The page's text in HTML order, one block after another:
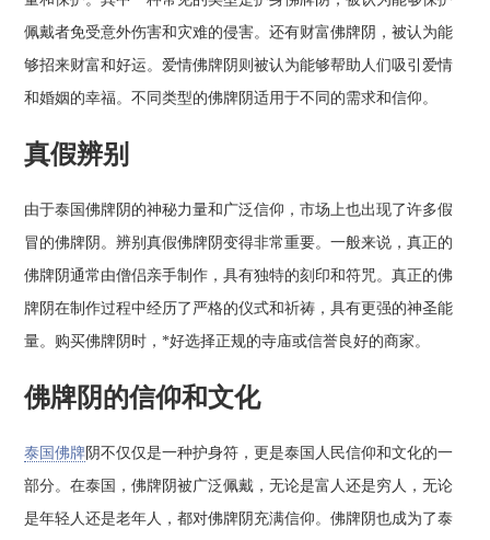
佩戴者免受意外伤害和灾难的侵害。还有财富佛牌阴，被认为能
够招来财富和好运。爱情佛牌阴则被认为能够帮助人们吸引爱情
和婚姻的幸福。不同类型的佛牌阴适用于不同的需求和信仰。
真假辨别
由于泰国佛牌阴的神秘力量和广泛信仰，市场上也出现了许多假
冒的佛牌阴。辨别真假佛牌阴变得非常重要。一般来说，真正的
佛牌阴通常由僧侣亲手制作，具有独特的刻印和符咒。真正的佛
牌阴在制作过程中经历了严格的仪式和祈祷，具有更强的神圣能
量。购买佛牌阴时，*好选择正规的寺庙或信誉良好的商家。
佛牌阴的信仰和文化
泰国佛牌 阴不仅仅是一种护身符，更是泰国人民信仰和文化的一
部分。在泰国，佛牌阴被广泛佩戴，无论是富人还是穷人，无论
是年轻人还是老年人，都对佛牌阴充满信仰。佛牌阴也成为了泰